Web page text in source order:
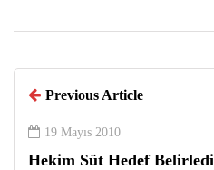
Previous Article
19 Mayıs 2010
Hekim Süt Hedef Belirledi